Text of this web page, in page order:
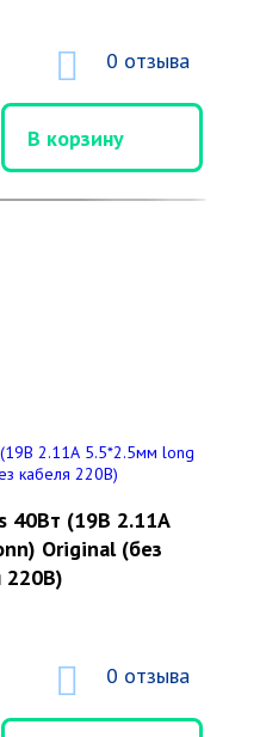
0 отзыва
В корзину
40Вт (19В 2.11А
Original (без
220В)
0 отзыва